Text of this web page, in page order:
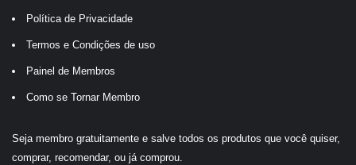
Política de Privacidade
Termos e Condições de uso
Painel de Membros
Como se Tornar Membro
Seja membro gratuitamente e salve todos os produtos que você quiser,
comprar, recomendar, ou já comprou.